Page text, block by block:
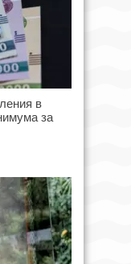
в
за